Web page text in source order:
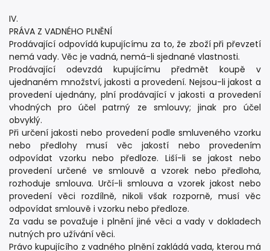
IV.
PRÁVA Z VADNÉHO PLNĚNÍ
Prodávající odpovídá kupujícímu za to, že zboží při převzetí
nemá vady. Věc je vadná, nemá-li sjednané vlastnosti.
Prodávající odevzdá kupujícímu předmět koupě v
ujednaném množství, jakosti a provedení. Nejsou-li jakost a
provedení ujednány, plní prodávající v jakosti a provedení
vhodných pro účel patrný ze smlouvy; jinak pro účel
obvyklý.
Při určení jakosti nebo provedení podle smluveného vzorku
nebo předlohy musí věc jakostí nebo provedením
odpovídat vzorku nebo předloze. Liší-li se jakost nebo
provedení určené ve smlouvě a vzorek nebo předloha,
rozhoduje smlouva. Určí-li smlouva a vzorek jakost nebo
provedení věci rozdílně, nikoli však rozporně, musí věc
odpovídat smlouvě i vzorku nebo předloze.
Za vadu se považuje i plnění jiné věci a vady v dokladech
nutných pro užívání věci.
Právo kupujícího z vadného plnění zakládá vada, kterou má